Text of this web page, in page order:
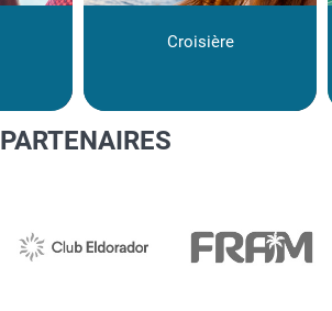
Croisière
PARTENAIRES